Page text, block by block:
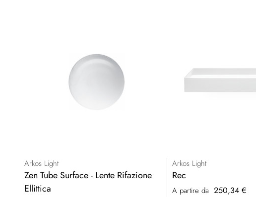
Arkos Light
Zen Tube Surface - Lente Rifazione
Ellittica
Arkos Light
Rec
A partire da 250,34 €